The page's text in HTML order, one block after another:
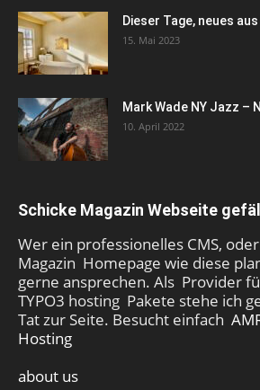
Dieser Tage, neues
15. Mai 2023
Mark Wade NY Jazz –
10. April 2022
Schicke Magazin Webseite
Wer ein professionelles CMS,
Magazin Homepage wie diese
gerne ansprechen. Als Provider
TYPO3 hosting Pakete stehe ich
Tat zur Seite. Besucht einfach
Hosting
about us